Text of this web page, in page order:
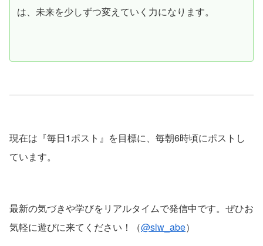
は、未来を少しずつ変えていく力になります。
現在は『毎日1ポスト』を目標に、毎朝6時頃にポストし
ています。
最新の気づきや学びをリアルタイムで発信中です。ぜひお
気軽に遊びに来てください！（@slw_abe）